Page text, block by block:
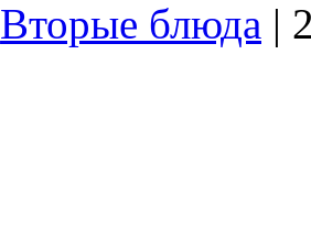
Вторые блюда |